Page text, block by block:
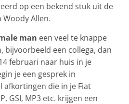
op een bekend stuk uit de
Woody Allen.
man een veel te knappe
bijvoorbeeld een collega, dan
februari naar huis in je
je een gesprek in
afkortingen die in je Fiat
GSI, MP3 etc. krijgen een